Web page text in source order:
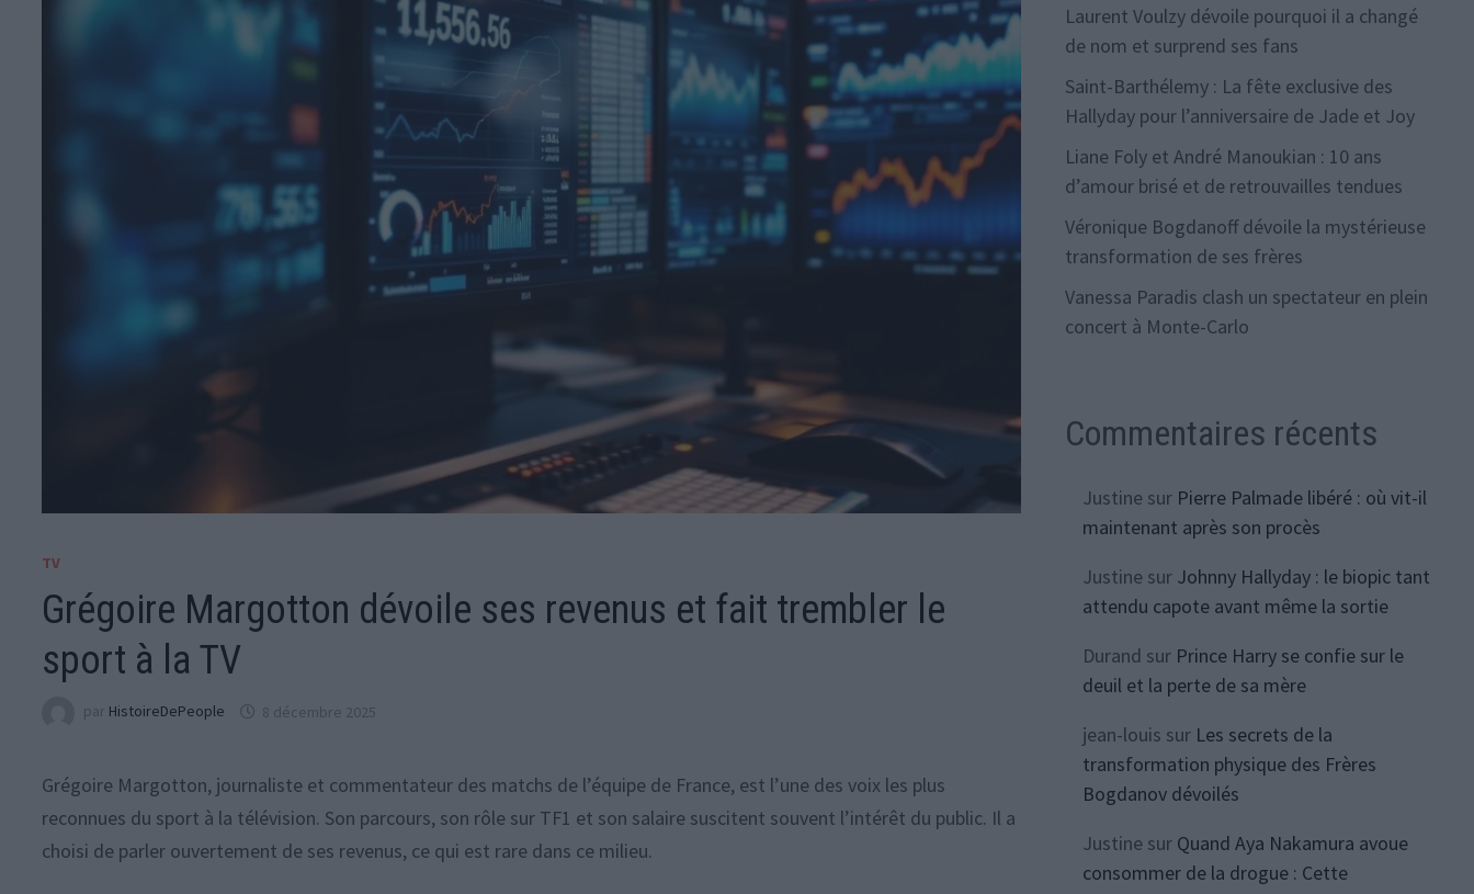
TV
Grégoire Margotton dévoile ses revenus et fait trembler le
sport à la TV
par HistoireDePeople 8 décembre 2025
Grégoire Margotton, journaliste et commentateur des matchs de l’équipe de France, est l’une des voix les plus
reconnues du sport à la télévision. Son parcours, son rôle sur TF1 et son salaire suscitent souvent l’intérêt du public. Il a
choisi de parler ouvertement de ses revenus, ce qui est rare dans ce milieu.
Laurent Voulzy dévoile pourquoi il a changé
de nom et surprend ses fans
Saint-Barthélemy : La fête exclusive des
Hallyday pour l’anniversaire de Jade et Joy
Liane Foly et André Manoukian : 10 ans
d’amour brisé et de retrouvailles tendues
Véronique Bogdanoff dévoile la mystérieuse
transformation de ses frères
Vanessa Paradis clash un spectateur en plein
concert à Monte-Carlo
Commentaires récents
Justinesur Pierre Palmade libéré : où vit-il
maintenant après son procès
Justinesur Johnny Hallyday : le biopic tant
attendu capote avant même la sortie
Durand sur Prince Harry se confie sur le
deuil et la perte de sa mère
jean-louis sur Les secrets de la
transformation physique des Frères
Bogdanov dévoilés
Justinesur Quand Aya Nakamura avoue
consommer de la drogue : Cette